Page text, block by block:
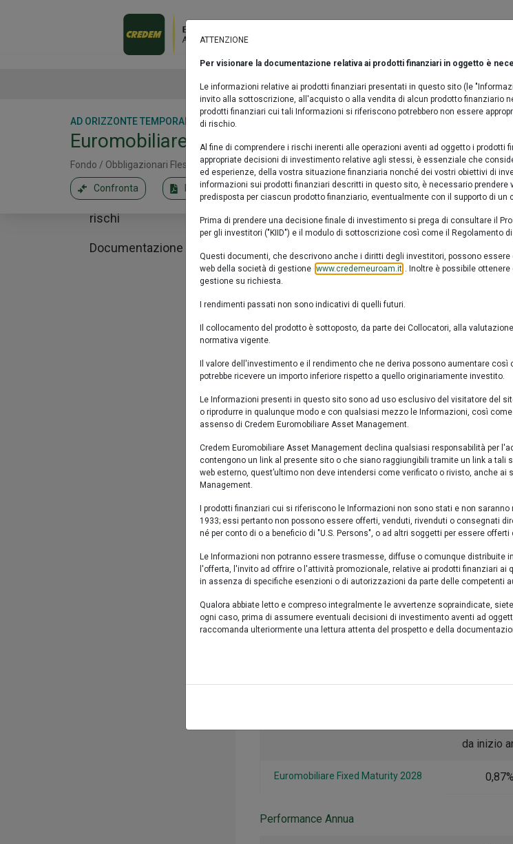
La gamma Cerca prodotto Valori quota
AD ORIZZONTE TEMPORALE
Euromobiliare Fixed Maturity 2028 A
Fondo / Obbligazionari Flessibili / Indicatore sintetico di rischio: 3
Confronta Fact sheet Prodotto chiuso al collocamento
Euromobiliare Fixed Maturity 2028 A
Fondo / Obbligazionari Flessibili / Indicatore sintetico di rischio: 3
Prodotto chiuso al collocamento
Descrizione
Performance
Commissioni e spese
Altre informazioni
Considerazioni sui
rischi
Documentazione
Il Fondo Euromobiliare Fixed Maturity 2028 ha
dicembre 2028) attraverso una gestione attiva di
obbligazionario.
YTD 6M 1y 3y 5y 10y
set '25 ott '25 nov '25 dic '25 gen '26
apr '25 lug '25
YTD
Euromobiliare Fixed Maturity 2028 1,07%
Rendimento medio annuo composto
2 anni*
da inizio
Euromobiliare Fixed Maturity 2028 0,87%
Performance Annua
ATTENZIONE
Per visionare la documentazione relativa ai prodotti finanziari in oggetto è
Le informazioni relative ai prodotti finanziari presentati in questo sito (le
invito alla sottoscrizione, all'acquisto o alla vendita di alcun prodotto finanziario
prodotti finanziari cui tali Informazioni si riferiscono potrebbero non essere
di rischio.
Al fine di comprendere i rischi inerenti alle operazioni aventi ad oggetto i prodotti
appropriate decisioni di investimento relative agli stessi, è essenziale che
ed esperienze, della vostra situazione finanziaria nonché dei vostri obiettivi di
informazioni sui prodotti finanziari descritti in questo sito, è necessario
predisposta per ciascun prodotto finanziario, eventualmente con il supporto di un
Prima di prendere una decisione finale di investimento si prega di consultare il
per gli investitori ("KIID") e il modulo di sottoscrizione così come il Regolamento
Questi documenti, che descrivono anche i diritti degli investitori, possono
web della società di gestione ( www.credemeuroam.it). Inoltre è possibile
gestione su richiesta.
I rendimenti passati non sono indicativi di quelli futuri.
Il collocamento del prodotto è sottoposto, da parte dei Collocatori, alla
normativa vigente.
Il valore dell'investimento e il rendimento che ne deriva possono aumentare
potrebbe ricevere un importo inferiore rispetto a quello originariamente investito.
Le Informazioni presenti in questo sito sono ad uso esclusivo del visitatore del
o riprodurre in qualunque modo e con qualsiasi mezzo le Informazioni, così
assenso di Credem Euromobiliare Asset Management.
Credem Euromobiliare Asset Management declina qualsiasi responsabilità per
contengono un link al presente sito o che siano raggiungibili tramite un link a
web esterno, quest’ultimo non deve intendersi come verificato o rivisto, anche
Management.
I prodotti finanziari cui si riferiscono le Informazioni non sono stati e non
1933; essi pertanto non possono essere offerti, venduti, rivenduti o consegnati
né per conto di o a beneficio di "U.S. Persons", o ad altri soggetti per essere offerti
Le Informazioni non potranno essere trasmesse, diffuse o comunque distribuite
l'offerta, l'invito ad offrire o l'attività promozionale, relative ai prodotti finanziari
in assenza di specifiche esenzioni o di autorizzazioni da parte delle competenti
Qualora abbiate letto e compreso integralmente le avvertenze sopraindicate,
ogni caso, prima di assumere eventuali decisioni di investimento aventi ad
raccomanda ulteriormente una lettura attenta del prospetto e della